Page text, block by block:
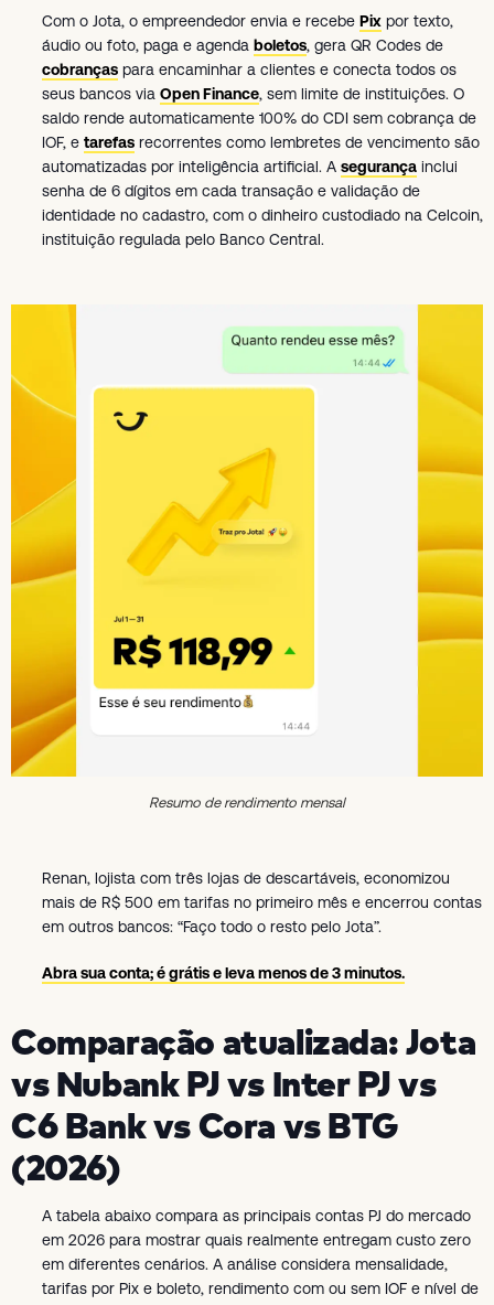
Com o Jota, o empreendedor envia e recebe Pix por texto,
áudio ou foto, paga e agenda boletos, gera QR Codes de
cobranças para encaminhar a clientes e conecta todos os
seus bancos via Open Finance, sem limite de instituições. O
saldo rende automaticamente 100% do CDI sem cobrança de
IOF, e tarefas recorrentes como lembretes de vencimento são
automatizadas por inteligência artificial. A segurança inclui
senha de 6 dígitos em cada transação e validação de
identidade no cadastro, com o dinheiro custodiado na Celcoin,
instituição regulada pelo Banco Central.
Resumo de rendimento mensal
Renan, lojista com três lojas de descartáveis, economizou
mais de R$ 500 em tarifas no primeiro mês e encerrou contas
em outros bancos: “Faço todo o resto pelo Jota”.
Abra sua conta; é grátis e leva menos de 3 minutos.
Comparação atualizada: Jota
vs Nubank PJ vs Inter PJ vs
C6 Bank vs Cora vs BTG
(2026)
A tabela abaixo compara as principais contas PJ do mercado
em 2026 para mostrar quais realmente entregam custo zero
em diferentes cenários. A análise considera mensalidade,
tarifas por Pix e boleto, rendimento com ou sem IOF e nível de